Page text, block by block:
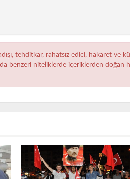
tehditkar, rahatsız edici, hakaret ve
benzeri niteliklerde içeriklerden